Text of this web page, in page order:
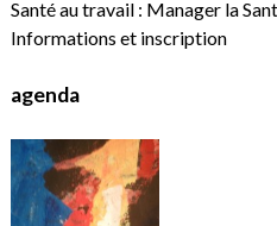
Santé au travail : Manager la
Informations et inscription
agenda